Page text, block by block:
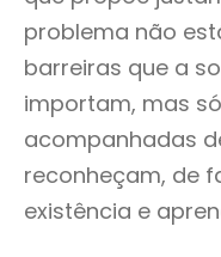
problema não
barreiras que a
importam, mas
acompanhadas
reconheçam, de
existência e